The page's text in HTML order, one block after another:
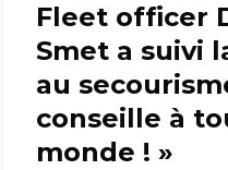
Fleet officer
Smet a suivi
au
conseille à
monde ! »